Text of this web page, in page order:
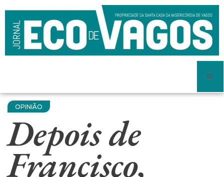
OPINIÃO
Depois de
Francisco,